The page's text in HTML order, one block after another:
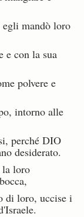
mandò loro
e con la sua
polvere e
intorno alle
perché DIO
desiderato.
la loro
di loro, uccise i